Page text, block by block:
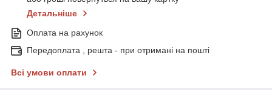
Детальніше
Оплата на рахунок
Передоплата , решта - при отримані на пошті
Всі умови оплати